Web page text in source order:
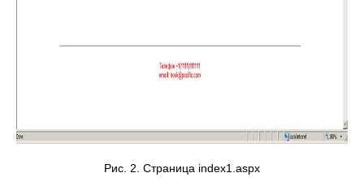
Рис. 2. Страница index1.aspx